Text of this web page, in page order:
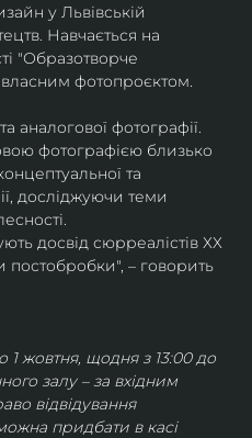
у Львівській
Навчається на
"Образотворче
фотопроєктом.
фотографії.
фотографією близько
та
досліджуючи теми
досвід сюрреалістів ХХ
постобробки", – говорить
1 жовтня, щодня з 13:00 до
залу – за вхідним
відвідування
придбати в касі